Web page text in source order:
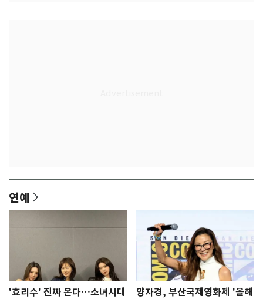
연예
'효리수' 진짜 온다…소녀시대
양자경, 부산국제영화제 '올해